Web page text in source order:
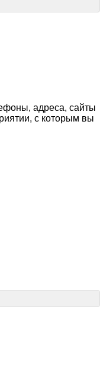
адреса, сайты
с которым вы